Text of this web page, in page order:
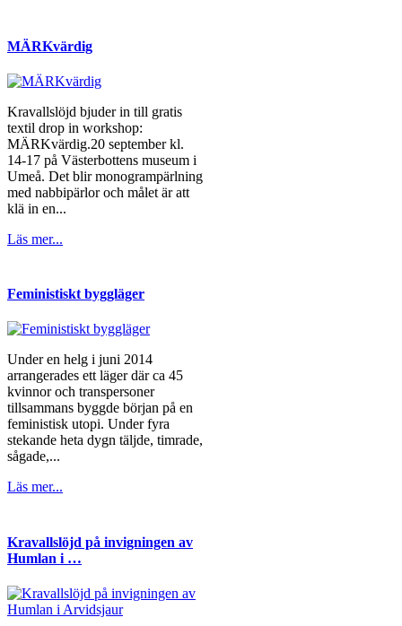
MÄRKvärdig
Kravallslöjd bjuder in till gratis
textil drop in workshop:
MÄRKvärdig.20 september kl.
14-17 på Västerbottens museum i
Umeå. Det blir monogrampärlning
med nabbipärlor och målet är att
klä in en...
Läs mer...
Feministiskt byggläger
Under en helg i juni 2014
arrangerades ett läger där ca 45
kvinnor och transpersoner
tillsammans byggde början på en
feministisk utopi. Under fyra
stekande heta dygn täljde, timrade,
sågade,...
Läs mer...
Kravallslöjd på invigningen av
Humlan i …